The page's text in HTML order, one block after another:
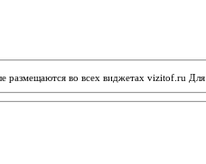
во всех виджетах vizitof.ru Для